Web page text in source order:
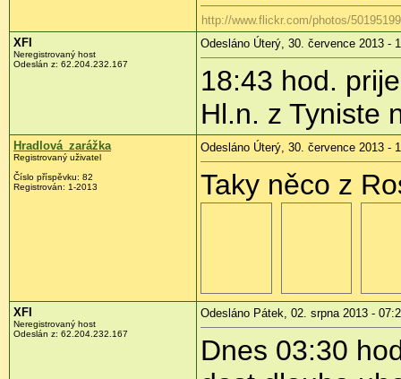
http://www.flickr.com/photos/
XFI
Neregistrovaný host
Odeslán z: 62.204.232.167
Odesláno Úterý, 30. července 2013 -
18:43 hod.
Hl.n. z Tyniste
Hradlová_zarážka
Registrovaný uživatel
Číslo příspěvku: 82
Registrován: 1-2013
Odesláno Úterý, 30. července 2013 -
Taky něco z
XFI
Neregistrovaný host
Odeslán z: 62.204.232.167
Odesláno Pátek, 02. srpna 2013 -
Dnes 03:30